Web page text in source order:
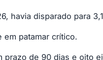
havia disparado para
em patamar crítico.
de 90 dias e oito